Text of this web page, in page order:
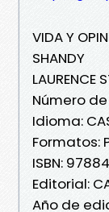
VIDA Y
SHANDY
LAURENCE
Número
Idioma:
Formatos:
ISBN:
Editorial:
Año de